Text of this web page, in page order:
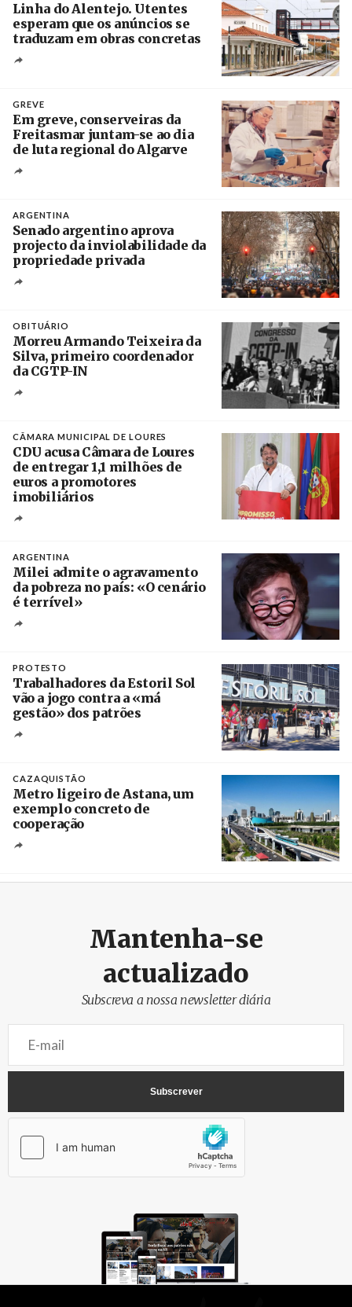
Linha do Alentejo. Utentes
esperam que os anúncios se
traduzam em obras concretas
GREVE
Em greve, conserveiras da
Freitasmar juntam-se ao dia
de luta regional do Algarve
ARGENTINA
Senado argentino aprova
projecto da inviolabilidade da
propriedade privada
OBITUÁRIO
Morreu Armando Teixeira da
Silva, primeiro coordenador
da CGTP-IN
CÂMARA MUNICIPAL DE LOURES
CDU acusa Câmara de Loures
de entregar 1,1 milhões de
euros a promotores
imobiliários
ARGENTINA
Milei admite o agravamento
da pobreza no país: «O cenário
é terrível»
PROTESTO
Trabalhadores da Estoril Sol
vão a jogo contra a «má
gestão» dos patrões
CAZAQUISTÃO
Metro ligeiro de Astana, um
exemplo concreto de
cooperação
Mantenha-se
actualizado
Subscreva a nossa newsletter diária